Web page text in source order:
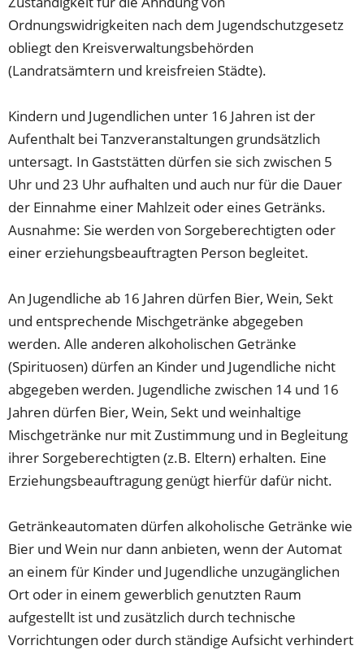
Ordnungswidrigkeiten nach dem Jugendschutzgesetz
obliegt den Kreisverwaltungsbehörden
(Landratsämtern und kreisfreien Städte).
Kindern und Jugendlichen unter 16 Jahren ist der
Aufenthalt bei Tanzveranstaltungen grundsätzlich
untersagt. In Gaststätten dürfen sie sich zwischen 5
Uhr und 23 Uhr aufhalten und auch nur für die Dauer
der Einnahme einer Mahlzeit oder eines Getränks.
Ausnahme: Sie werden von Sorgeberechtigten oder
einer erziehungsbeauftragten Person begleitet.
An Jugendliche ab 16 Jahren dürfen Bier, Wein, Sekt
und entsprechende Mischgetränke abgegeben
werden. Alle anderen alkoholischen Getränke
(Spirituosen) dürfen an Kinder und Jugendliche nicht
abgegeben werden. Jugendliche zwischen 14 und 16
Jahren dürfen Bier, Wein, Sekt und weinhaltige
Mischgetränke nur mit Zustimmung und in Begleitung
ihrer Sorgeberechtigten (z.B. Eltern) erhalten. Eine
Erziehungsbeauftragung genügt hierfür dafür nicht.
Getränkeautomaten dürfen alkoholische Getränke wie
Bier und Wein nur dann anbieten, wenn der Automat
an einem für Kinder und Jugendliche unzugänglichen
Ort oder in einem gewerblich genutzten Raum
aufgestellt ist und zusätzlich durch technische
Vorrichtungen oder durch ständige Aufsicht verhindert